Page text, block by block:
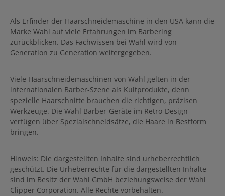
Als Erfinder der Haarschneidemaschine in den USA kann die
Marke Wahl auf viele Erfahrungen im Barbering
zurückblicken. Das Fachwissen bei Wahl wird von
Generation zu Generation weitergegeben.
Viele Haarschneidemaschinen von Wahl gelten in der
internationalen Barber-Szene als Kultprodukte, denn
spezielle Haarschnitte brauchen die richtigen, präzisen
Werkzeuge. Die Wahl Barber-Geräte im Retro-Design
verfügen über Spezialschneidsätze, die Haare in Bestform
bringen.
Hinweis: Die dargestellten Inhalte sind urheberrechtlich
geschützt. Die Urheberrechte für die dargestellten Inhalte
sind im Besitz der Wahl GmbH beziehungsweise der Wahl
Clipper Corporation. Alle Rechte vorbehalten.